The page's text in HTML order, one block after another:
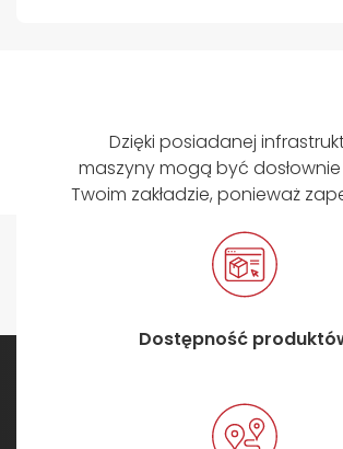
Dzięki posiadanej
maszyny mogą być
Twoim zakładzie, ponieważ
Dostępność